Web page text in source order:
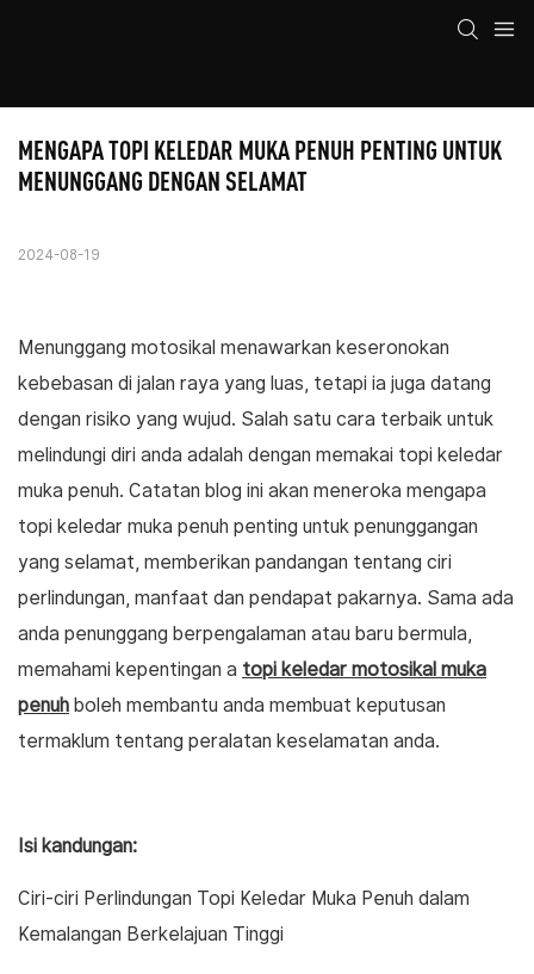
MENGAPA TOPI KELEDAR MUKA PENUH PENTING UNTUK
MENUNGGANG DENGAN SELAMAT
2024-08-19
Menunggang motosikal menawarkan keseronokan
kebebasan di jalan raya yang luas, tetapi ia juga datang
dengan risiko yang wujud. Salah satu cara terbaik untuk
melindungi diri anda adalah dengan memakai topi keledar
muka penuh. Catatan blog ini akan meneroka mengapa
topi keledar muka penuh penting untuk penunggangan
yang selamat, memberikan pandangan tentang ciri
perlindungan, manfaat dan pendapat pakarnya. Sama ada
anda penunggang berpengalaman atau baru bermula,
memahami kepentingan a topi keledar motosikal muka
penuh boleh membantu anda membuat keputusan
termaklum tentang peralatan keselamatan anda.
Isi kandungan:
Ciri-ciri Perlindungan Topi Keledar Muka Penuh dalam
Kemalangan Berkelajuan Tinggi